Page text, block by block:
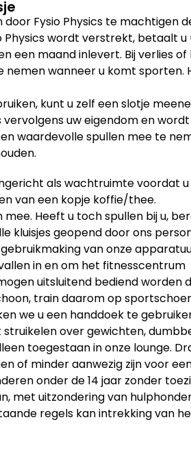
Fysio Physics te machtigen
Physics wordt verstrekt, betaalt
een maand inlevert. Bij verlies
nemen wanneer u komt
kunt u zelf een slotje
uw eigendom en
waardevolle spullen mee te
als wachtruimte voordat
van een kopje koffie/thee.
mee. Heeft u toch spullen bij u,
kluisjes geopend door ons
van onze
in en om het fitnesscentrum
uitsluitend bediend worden
train daarom op
we u een handdoek te
over gewichten,
toegestaan in onze lounge.
of minder aanwezig zijn voor
onder de 14 jaar zonder
met uitzondering van
regels kan intrekking van